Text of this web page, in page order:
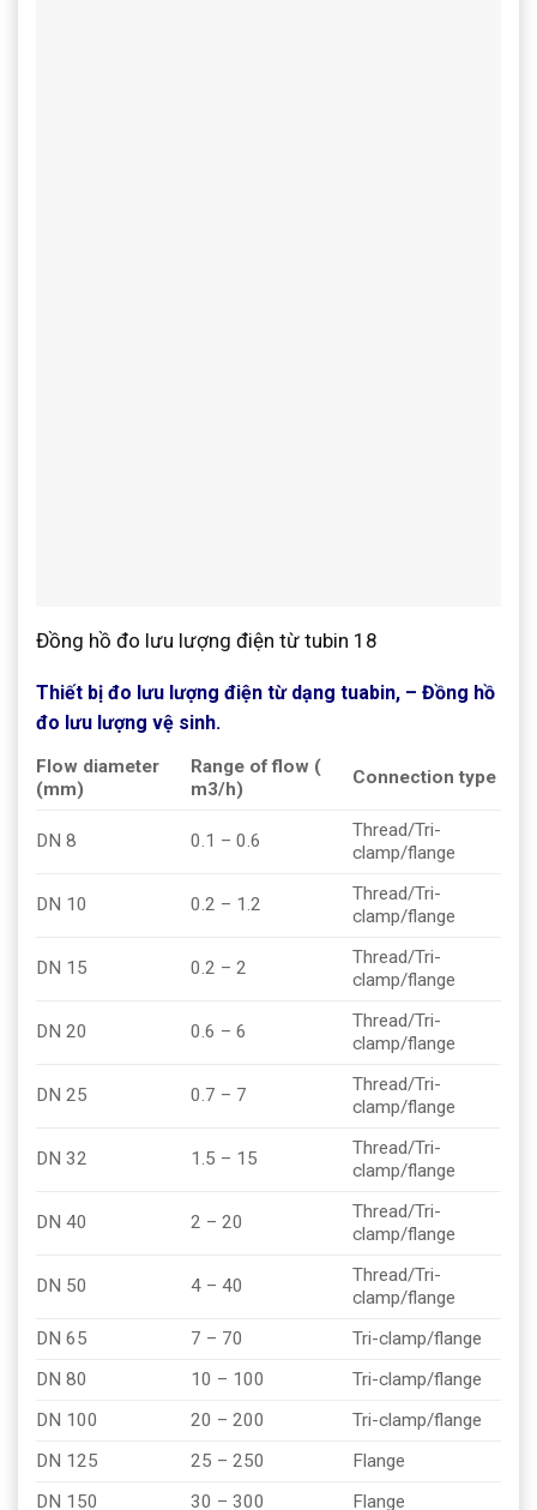
Đồng hồ đo lưu lượng điện từ tubin 18
Thiết bị đo lưu lượng điện từ dạng tuabin, – Đồng hồ
đo lưu lượng vệ sinh.
Flow diameter
(mm)
Range of flow (
m3/h)
Connection type
DN 8 0.1 – 0.6
Thread/Tri-
clamp/flange
DN 10 0.2 – 1.2
Thread/Tri-
clamp/flange
DN 15 0.2 – 2
Thread/Tri-
clamp/flange
DN 20 0.6 – 6
Thread/Tri-
clamp/flange
DN 25 0.7 – 7
Thread/Tri-
clamp/flange
DN 32 1.5 – 15
Thread/Tri-
clamp/flange
DN 40 2 – 20
Thread/Tri-
clamp/flange
DN 50 4 – 40
Thread/Tri-
clamp/flange
DN 65
7 – 70
Tri-clamp/flange
DN 80
10 – 100
Tri-clamp/flange
DN 100
20 – 200
Tri-clamp/flange
DN 125
25 – 250
Flange
DN 150
30 – 300
Flange